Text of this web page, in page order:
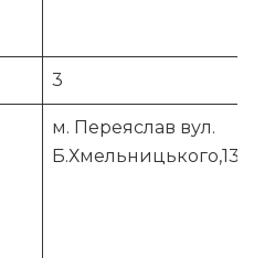
3
м. Переяслав вул.
Б.Хмельницького,137.